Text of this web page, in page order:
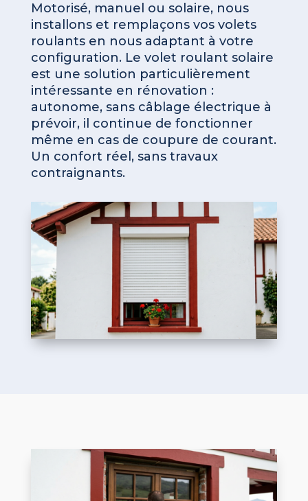
Motorisé, manuel ou solaire, nous
installons et remplaçons vos volets
roulants en nous adaptant à votre
configuration. Le volet roulant solaire
est une solution particulièrement
intéressante en rénovation :
autonome, sans câblage électrique à
prévoir, il continue de fonctionner
même en cas de coupure de courant.
Un confort réel, sans travaux
contraignants.